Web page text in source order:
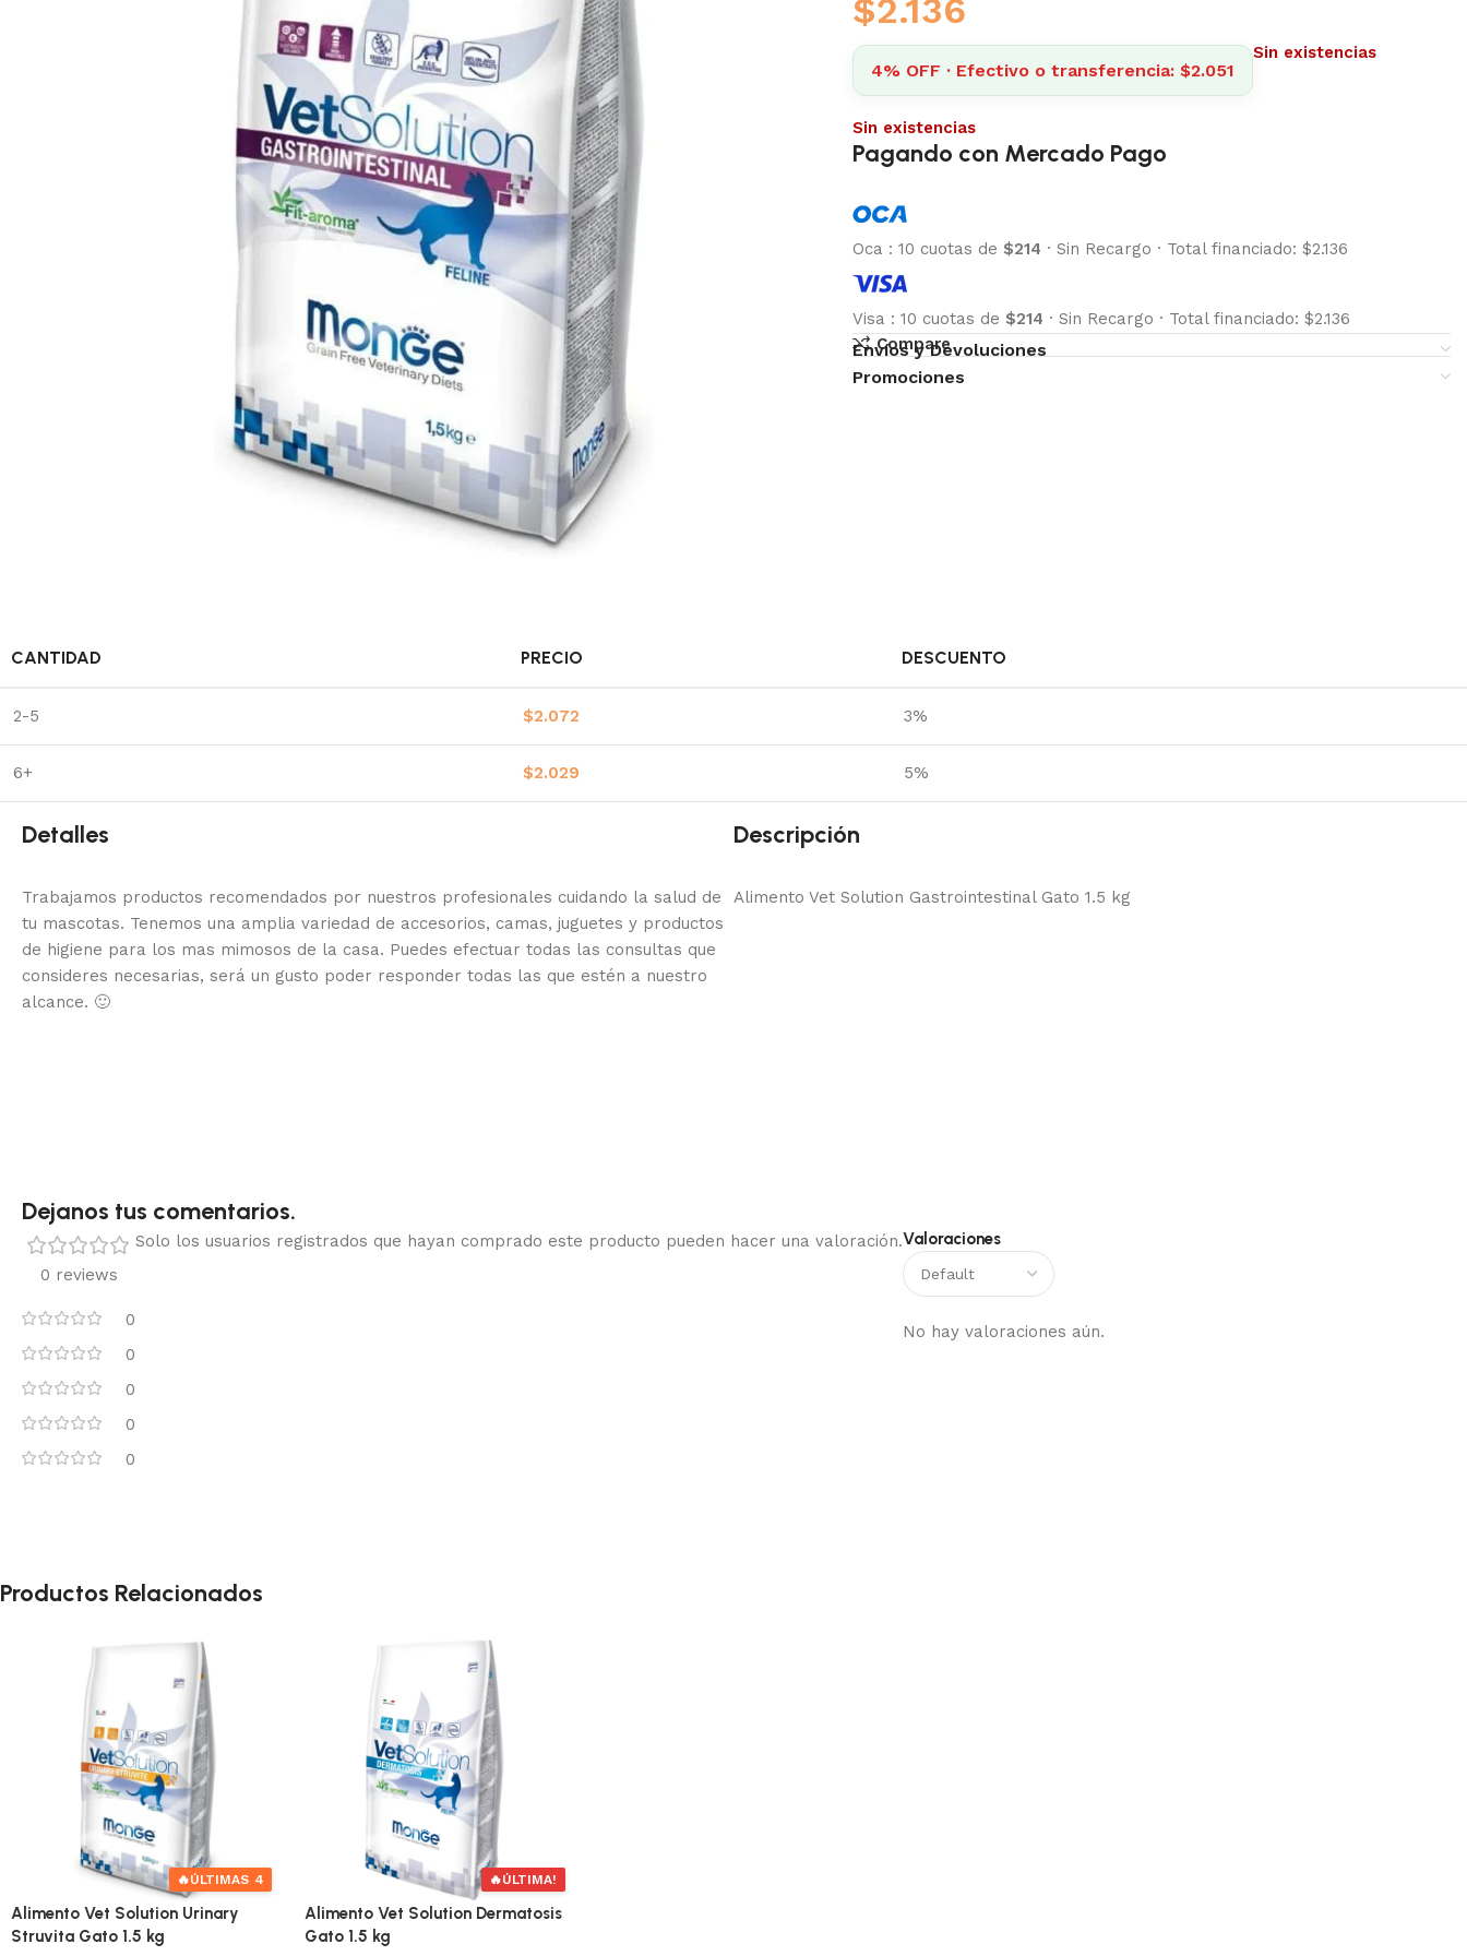
$2.136
4% OFF · Efectivo o transferencia: $2.051
Sin existencias
Sin existencias
Pagando con Mercado Pago
Oca : 10 cuotas de $214 · Sin Recargo · Total financiado: $2.136
Visa : 10 cuotas de $214 · Sin Recargo · Total financiado: $2.136
Compare
Envíos y Devoluciones
Promociones
CANTIDAD PRECIO DESCUENTO
2-5 $2.072 3%
6+ $2.029 5%
Detalles
Trabajamos productos recomendados por nuestros profesionales cuidando la salud de
tu mascotas. Tenemos una amplia variedad de accesorios, camas, juguetes y productos
de higiene para los mas mimosos de la casa. Puedes efectuar todas las consultas que
consideres necesarias, será un gusto poder responder todas las que estén a nuestro
alcance. 🙂
Descripción
Alimento Vet Solution Gastrointestinal Gato 1.5 kg
Dejanos tus comentarios.
0 reviews
0
0
0
0
0
Valoraciones
No hay valoraciones aún.
Solo los usuarios registrados que hayan comprado este producto pueden hacer una valoración.
Productos Relacionados
🔥ÚLTIMAS 4
Alimento Vet Solution Urinary
Struvita Gato 1.5 kg
🔥ÚLTIMA!
Alimento Vet Solution Dermatosis
Gato 1.5 kg